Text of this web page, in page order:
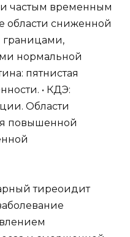
частым временным
области сниженной
границами,
нормальной
пятнистая
• КДЭ:
Области
повышенной
тиреоидит